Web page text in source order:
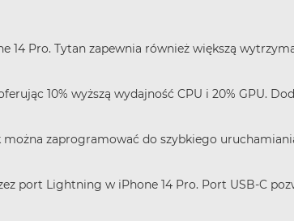
14 Pro. Tytan zapewnia również większą
10% wyższą wydajność CPU i 20% GPU.
można zaprogramować do szybkiego
port Lightning w iPhone 14 Pro. Port USB-C